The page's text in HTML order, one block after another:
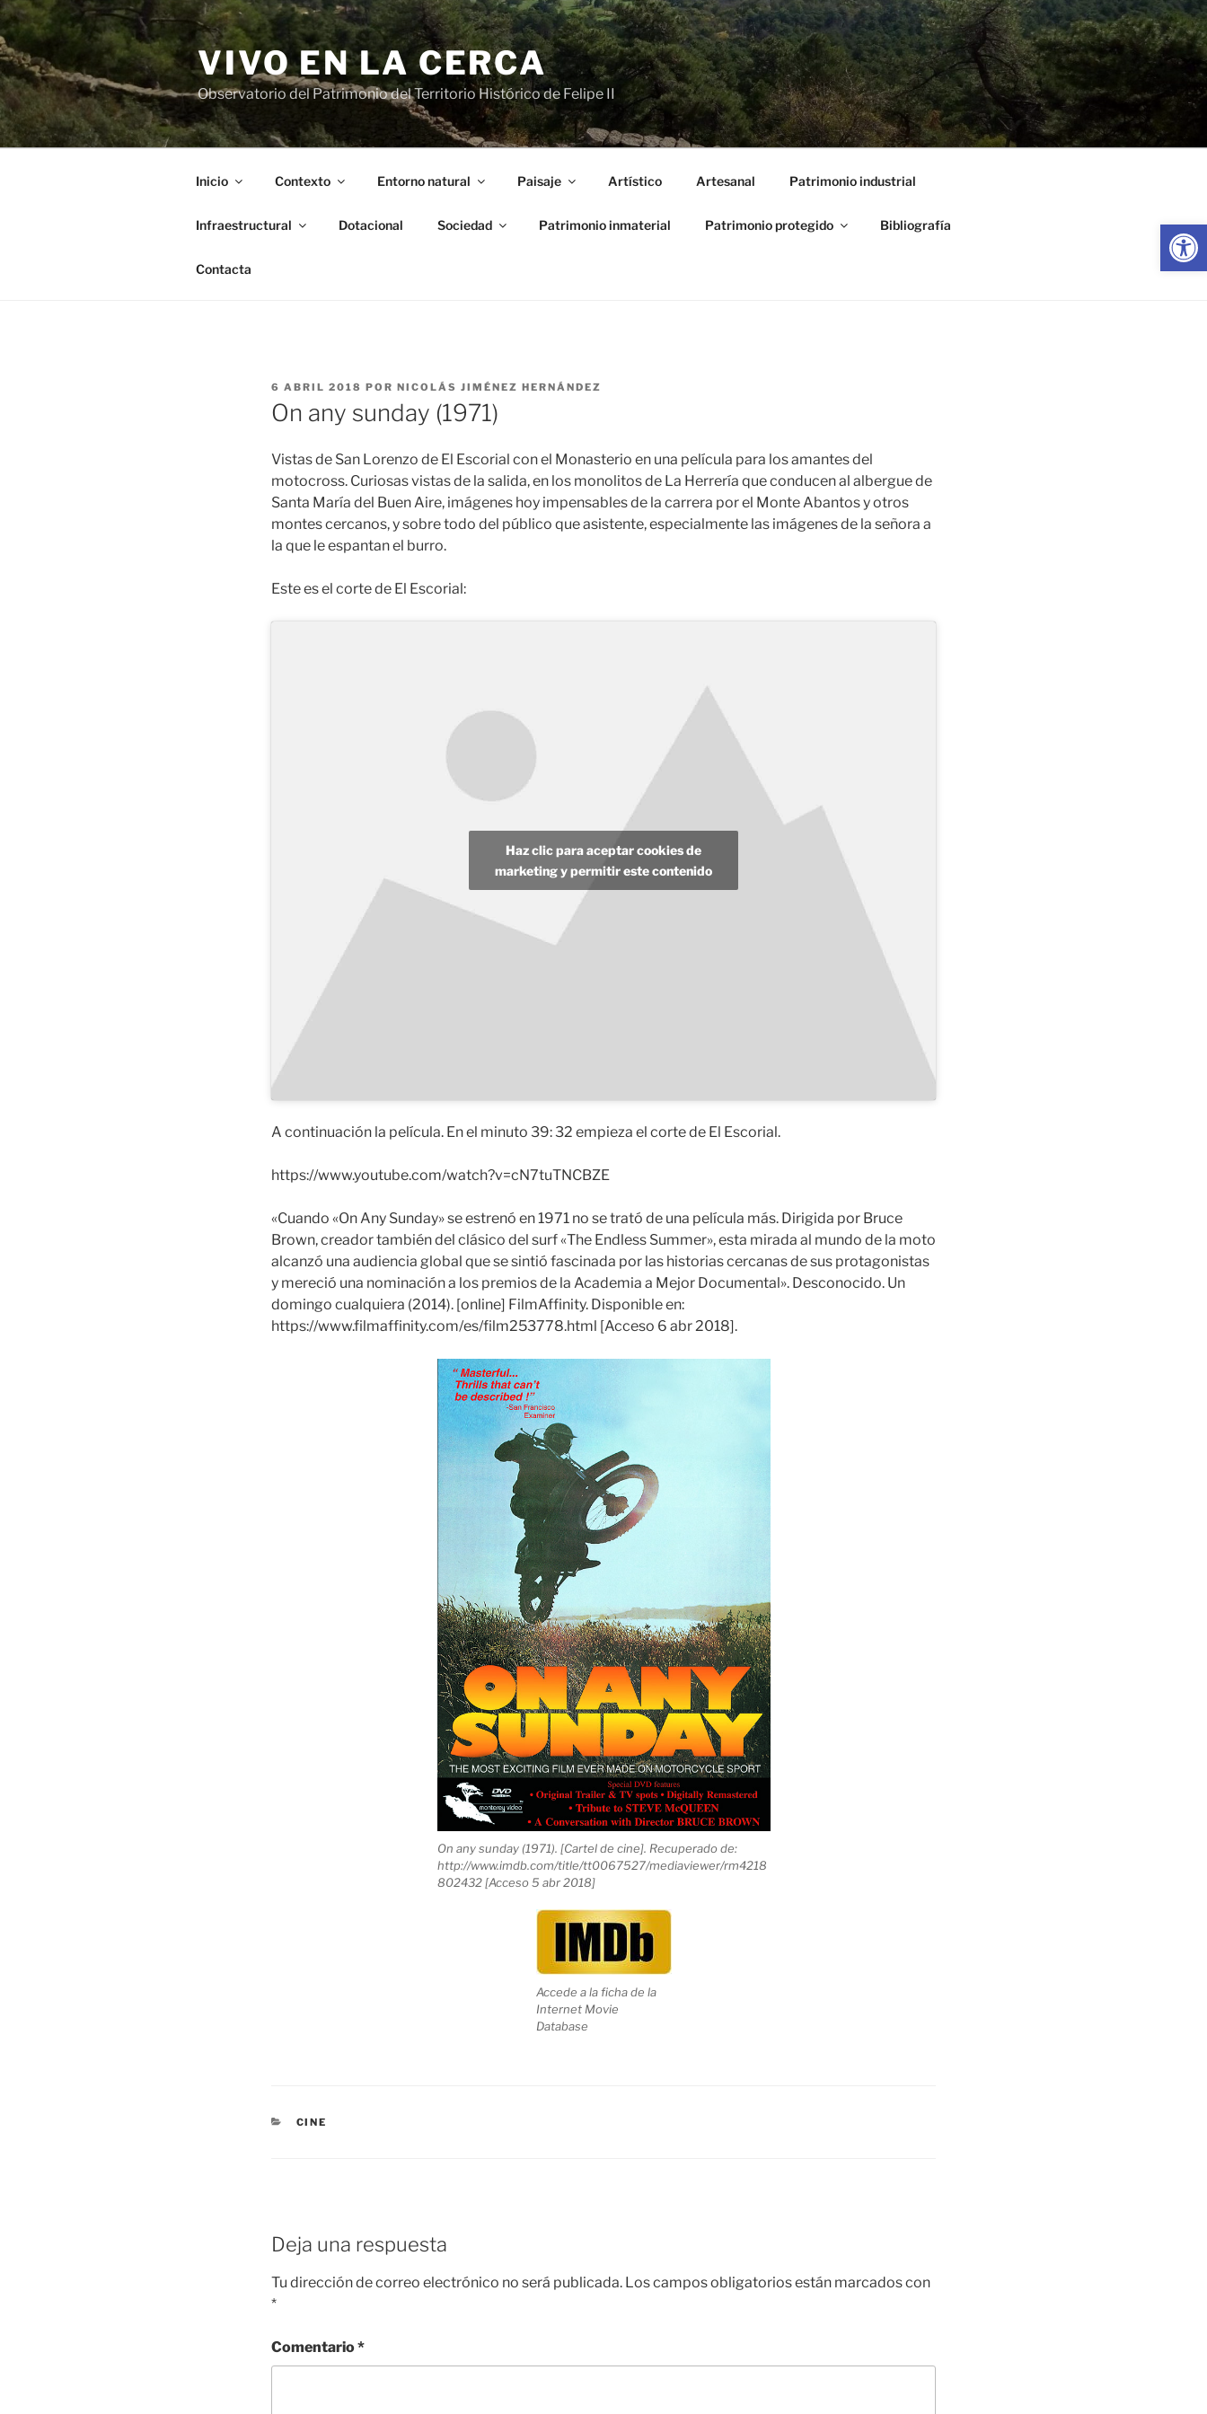
Abrir
Saltar
al
contenido
VIVO EN LA CERCA
Observatorio del Patrimonio del Territorio Histórico de Felipe II
Inicio Contexto Entorno natural Paisaje Artístico Artesanal Patrimonio industrial
Infraestructural Dotacional Sociedad Patrimonio inmaterial Patrimonio protegido Bibliografía
Contacta
PUBLICADO
EL
6 ABRIL 2018 POR NICOLÁS JIMÉNEZ HERNÁNDEZ
On any sunday (1971)
Vistas de San Lorenzo de El Escorial con el Monasterio en una película para los amantes del
motocross. Curiosas vistas de la salida, en los monolitos de La Herrería que conducen al albergue de
Santa María del Buen Aire, imágenes hoy impensables de la carrera por el Monte Abantos y otros
montes cercanos, y sobre todo del público que asistente, especialmente las imágenes de la señora a
la que le espantan el burro.
Este es el corte de El Escorial:
Haz clic para aceptar cookies de
marketing y permitir este contenido
A continuación la película. En el minuto 39: 32 empieza el corte de El Escorial.
https://www.youtube.com/watch?v=cN7tuTNCBZE
«Cuando «On Any Sunday» se estrenó en 1971 no se trató de una película más. Dirigida por Bruce
Brown, creador también del clásico del surf «The Endless Summer», esta mirada al mundo de la moto
alcanzó una audiencia global que se sintió fascinada por las historias cercanas de sus protagonistas
y mereció una nominación a los premios de la Academia a Mejor Documental». Desconocido. Un
domingo cualquiera (2014). [online] FilmAffinity. Disponible en:
https://www.filmaffinity.com/es/film253778.html [Acceso 6 abr 2018].
On any sunday (1971). [Cartel de cine]. Recuperado de:
http://www.imdb.com/title/tt0067527/mediaviewer/rm4218
802432 [Acceso 5 abr 2018]
Accede a la ficha de la
Internet Movie
Database
CATEGORÍAS
CINE
Deja una respuesta
Tu dirección de correo electrónico no será publicada. Los campos obligatorios están marcados con
*
Comentario*